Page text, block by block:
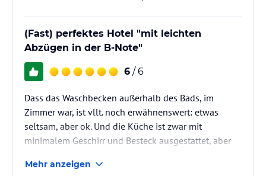
des jeweiligen Veranstalters.
(Fast) perfektes Hotel "mit leichten
Abzügen in der B-Note"
6 / 6
Dass das Waschbecken außerhalb des Bads, im
Zimmer war, ist vllt. noch erwähnenswert: etwas
seltsam, aber ok. Und die Küche ist zwar mit
minimalem Geschirr und Besteck ausgestattet, aber
mitgebracht werden (auch Lappen/Schwamm/Spüli
Mehr anzeigen